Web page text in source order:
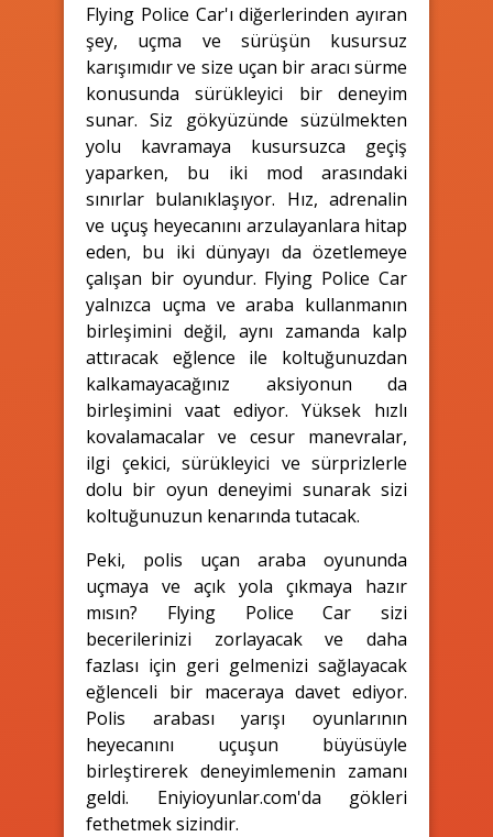
Flying Police Car'ı diğerlerinden ayıran
şey, uçma ve sürüşün kusursuz
karışımıdır ve size uçan bir aracı sürme
konusunda sürükleyici bir deneyim
sunar. Siz gökyüzünde süzülmekten
yolu kavramaya kusursuzca geçiş
yaparken, bu iki mod arasındaki
sınırlar bulanıklaşıyor. Hız, adrenalin
ve uçuş heyecanını arzulayanlara hitap
eden, bu iki dünyayı da özetlemeye
çalışan bir oyundur. Flying Police Car
yalnızca uçma ve araba kullanmanın
birleşimini değil, aynı zamanda kalp
attıracak eğlence ile koltuğunuzdan
kalkamayacağınız aksiyonun da
birleşimini vaat ediyor. Yüksek hızlı
kovalamacalar ve cesur manevralar,
ilgi çekici, sürükleyici ve sürprizlerle
dolu bir oyun deneyimi sunarak sizi
koltuğunuzun kenarında tutacak.
Peki, polis uçan araba oyununda
uçmaya ve açık yola çıkmaya hazır
mısın? Flying Police Car sizi
becerilerinizi zorlayacak ve daha
fazlası için geri gelmenizi sağlayacak
eğlenceli bir maceraya davet ediyor.
Polis arabası yarışı oyunlarının
heyecanını uçuşun büyüsüyle
birleştirerek deneyimlemenin zamanı
geldi. Eniyioyunlar.com'da gökleri
fethetmek sizindir.